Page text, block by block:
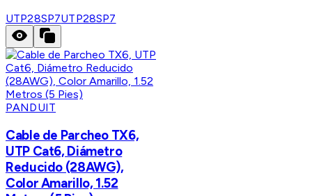
UTP28SP7UTP28SP7
PANDUIT
Cable de Parcheo TX6,
UTP Cat6, Diámetro
Reducido (28AWG),
Color Amarillo, 1.52